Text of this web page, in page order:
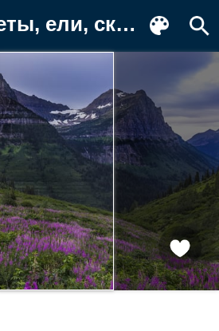
вершины Заставка на телефон